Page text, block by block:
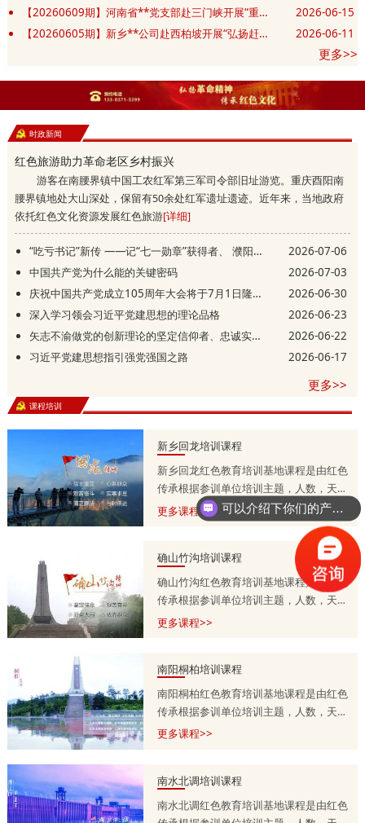
【20260609期】河南省**党支部赴三门峡开展“重走长征红色足迹 赓续初心薪火相传”主题党日活动
2026-06-15
【20260605期】新乡**公司赴西柏坡开展“弘扬赶考精神 砥砺实干作风”红色教育培训班
2026-06-11
更多>>
时政新闻
红色旅游助力革命老区乡村振兴
游客在南腰界镇中国工农红军第三军司令部旧址游览。重庆酉阳南
腰界镇地处大山深处，保留有50余处红军遗址遗迹。近年来，当地政府
依托红色文化资源发展红色旅游[详细]
“吃亏书记”新传 ——记“七一勋章”获得者、 濮阳县庆祖镇西辛庄村党支部书记李连成
2026-07-06
中国共产党为什么能的关键密码
2026-07-03
庆祝中国共产党成立105周年大会将于7月1日隆重举行
2026-06-30
深入学习领会习近平党建思想的理论品格
2026-06-23
矢志不渝做党的创新理论的坚定信仰者、忠诚实践者
2026-06-22
习近平党建思想指引强党强国之路
2026-06-17
更多>>
课程培训
新乡回龙培训课程
新乡回龙红色教育培训基地课程是由红色
传承根据参训单位培训主题，人数，天
数，预算等量身定制的，培训课程方案分
为一天，两天到五天不等，具体按参训单
13303715399.
更多课程>>
确山竹沟培训课程
确山竹沟红色教育培训基地课程是由红色
传承根据参训单位培训主题，人数，天
数，预算等量身定制的，培训课程方案分
13303715399.
更多课程>>
南阳桐柏培训课程
南阳桐柏红色教育培训基地课程是由红色
传承根据参训单位培训主题，人数，天
数，预算等量身定制的，培训课程方案分
13303715399.
更多课程>>
南水北调培训课程
南水北调红色教育培训基地课程是由红色
可以介绍下你们的产品么？